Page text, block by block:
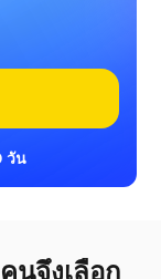
วัน
นจึงเลือก